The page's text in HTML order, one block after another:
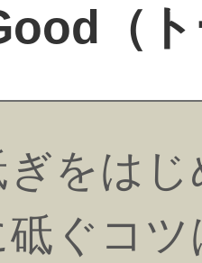
（
をは
砥ぐコ